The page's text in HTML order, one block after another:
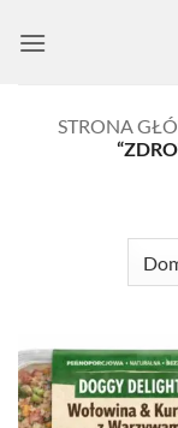
STRONA